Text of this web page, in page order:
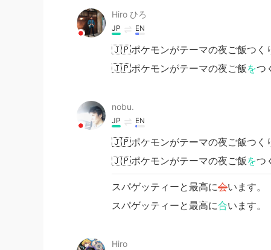
Hiro ひろ
JP EN
🇯🇵ポケモンがテーマの夜ご飯つく
🇯🇵ポケモンがテーマの夜ご飯 をつ
nobu.
JP EN
🇯🇵ポケモンがテーマの夜ご飯つく
🇯🇵ポケモンがテーマの夜ご飯 をつ
スパゲッティーと最高に会います。
スパゲッティーと最高に合います。
Hiro